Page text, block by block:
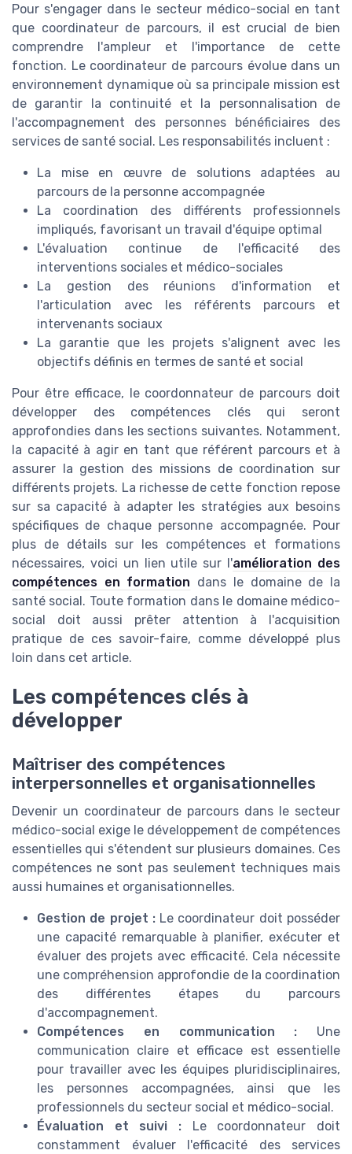
Pour s'engager dans le secteur médico-social en tant
que coordinateur de parcours, il est crucial de bien
comprendre l'ampleur et l'importance de cette
fonction. Le coordinateur de parcours évolue dans un
environnement dynamique où sa principale mission est
de garantir la continuité et la personnalisation de
l'accompagnement des personnes bénéficiaires des
services de santé social. Les responsabilités incluent :
La mise en œuvre de solutions adaptées au
parcours de la personne accompagnée
La coordination des différents professionnels
impliqués, favorisant un travail d'équipe optimal
L'évaluation continue de l'efficacité des
interventions sociales et médico-sociales
La gestion des réunions d'information et
l'articulation avec les référents parcours et
intervenants sociaux
La garantie que les projets s'alignent avec les
objectifs définis en termes de santé et social
Pour être efficace, le coordonnateur de parcours doit
développer des compétences clés qui seront
approfondies dans les sections suivantes. Notamment,
la capacité à agir en tant que référent parcours et à
assurer la gestion des missions de coordination sur
différents projets. La richesse de cette fonction repose
sur sa capacité à adapter les stratégies aux besoins
spécifiques de chaque personne accompagnée. Pour
plus de détails sur les compétences et formations
nécessaires, voici un lien utile sur l'amélioration des
compétences en formation dans le domaine de la
santé social. Toute formation dans le domaine médico-
social doit aussi prêter attention à l'acquisition
pratique de ces savoir-faire, comme développé plus
loin dans cet article.
Les compétences clés à
développer
Maîtriser des compétences
interpersonnelles et organisationnelles
Devenir un coordinateur de parcours dans le secteur
médico-social exige le développement de compétences
essentielles qui s'étendent sur plusieurs domaines. Ces
compétences ne sont pas seulement techniques mais
aussi humaines et organisationnelles.
Gestion de projet : Le coordinateur doit posséder
une capacité remarquable à planifier, exécuter et
évaluer des projets avec efficacité. Cela nécessite
une compréhension approfondie de la coordination
des différentes étapes du parcours
d'accompagnement.
Compétences en communication : Une
communication claire et efficace est essentielle
pour travailler avec les équipes pluridisciplinaires,
les personnes accompagnées, ainsi que les
professionnels du secteur social et médico-social.
Évaluation et suivi : Le coordonnateur doit
constamment évaluer l'efficacité des services